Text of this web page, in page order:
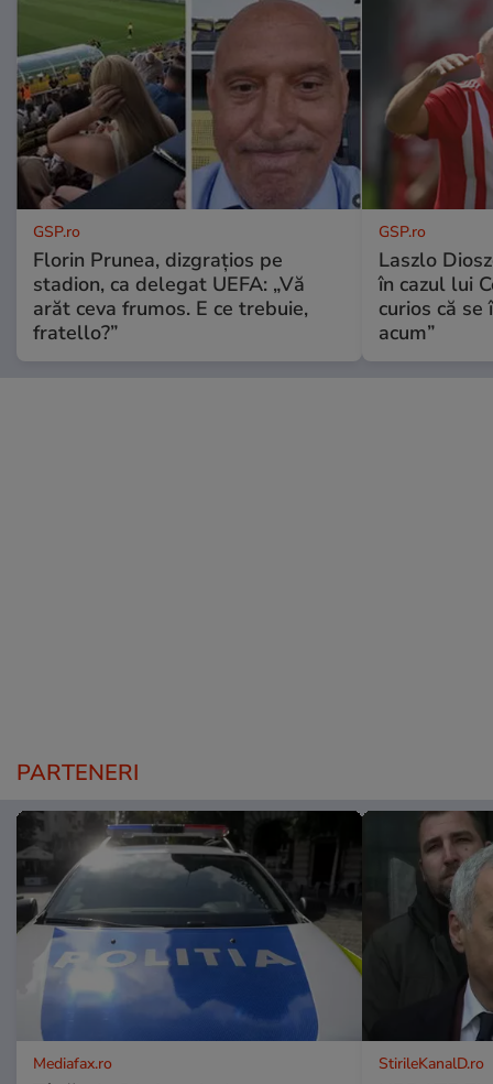
GSP.ro
Florin Prunea, dizgrațios pe
stadion, ca delegat UEFA: „Vă
arăt ceva frumos. E ce trebuie,
fratello?”
GSP.ro
Laszlo
în cazul lui
curios că
acum”
PARTENERI
Mediafax.ro StirileKanalD.ro